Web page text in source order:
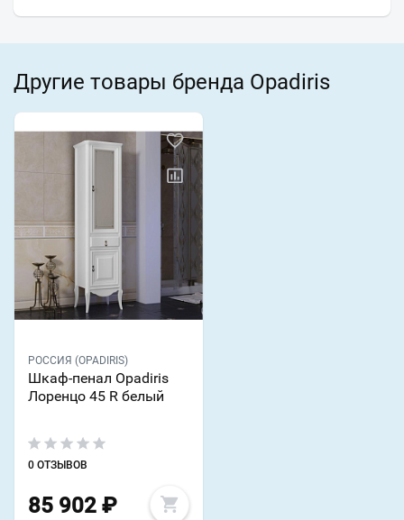
Другие товары бренда Opadiris
РОССИЯ (OPADIRIS)
Шкаф-пенал Opadiris
Лоренцо 45 R белый
0 ОТЗЫВОВ
85 902 ₽